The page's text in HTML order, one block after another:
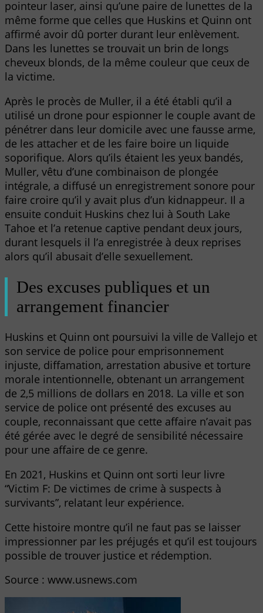
pointeur laser, ainsi qu’une paire de lunettes de la
même forme que celles que Huskins et Quinn ont
affirmé avoir dû porter durant leur enlèvement.
Dans les lunettes se trouvait un brin de longs
cheveux blonds, de la même couleur que ceux de
la victime.
Après le procès de Muller, il a été établi qu’il a
utilisé un drone pour espionner le couple avant de
pénétrer dans leur domicile avec une fausse arme,
de les attacher et de les faire boire un liquide
soporifique. Alors qu’ils étaient les yeux bandés,
Muller, vêtu d’une combinaison de plongée
intégrale, a diffusé un enregistrement sonore pour
faire croire qu’il y avait plus d’un kidnappeur. Il a
ensuite conduit Huskins chez lui à South Lake
Tahoe et l’a retenue captive pendant deux jours,
durant lesquels il l’a enregistrée à deux reprises
alors qu’il abusait d’elle sexuellement.
Des excuses publiques et un
arrangement financier
Huskins et Quinn ont poursuivi la ville de Vallejo et
son service de police pour emprisonnement
injuste, diffamation, arrestation abusive et torture
morale intentionnelle, obtenant un arrangement
de 2,5 millions de dollars en 2018. La ville et son
service de police ont présenté des excuses au
couple, reconnaissant que cette affaire n’avait pas
été gérée avec le degré de sensibilité nécessaire
pour une affaire de ce genre.
En 2021, Huskins et Quinn ont sorti leur livre
“Victim F: De victimes de crime à suspects à
survivants”, relatant leur expérience.
Cette histoire montre qu’il ne faut pas se laisser
impressionner par les préjugés et qu’il est toujours
possible de trouver justice et rédemption.
Source : www.usnews.com